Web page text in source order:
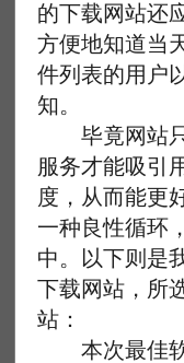
的下载网站还
方便地知道当
件列表的用户
知。
毕竟网站只
服务才能吸引
度，从而能更
一种良性循环
中。以下则是
下载网站，所
站：
本次最佳软